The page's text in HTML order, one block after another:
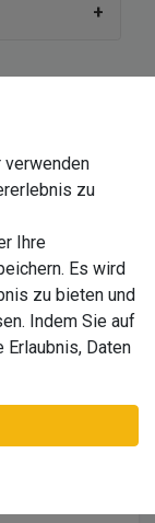
die
CNC-
die
Formen zu
nächsten
für den
sind:
(z.B.:
verwenden
zu
Ihre
Es wird
zu bieten und
Indem Sie auf
Daten